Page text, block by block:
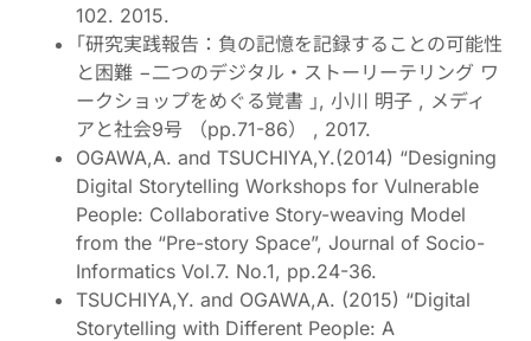
102. 2015.
｢研究実践報告：負の記憶を記録することの可能性
と困難 −二つのデジタル・ストーリーテリング ワ
ークショップをめぐる覚書 ｣, 小川 明子 , メディ
アと社会9号 （pp.71-86） , 2017.
OGAWA,A. and TSUCHIYA,Y.(2014) “Designing
Digital Storytelling Workshops for Vulnerable
People: Collaborative Story-weaving Model
from the “Pre-story Space”, Journal of Socio-
Informatics Vol.7. No.1, pp.24-36.
TSUCHIYA,Y. and OGAWA,A. (2015) “Digital
Storytelling with Different People: A